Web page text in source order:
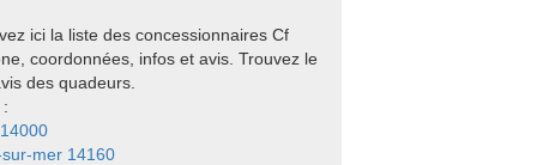
ici la liste des concessionnaires Cf
coordonnées, infos et avis. Trouvez le
des quadeurs.
sur-mer 14160